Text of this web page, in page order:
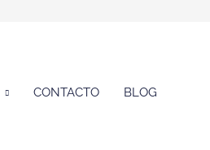
CONTACTO BLOG